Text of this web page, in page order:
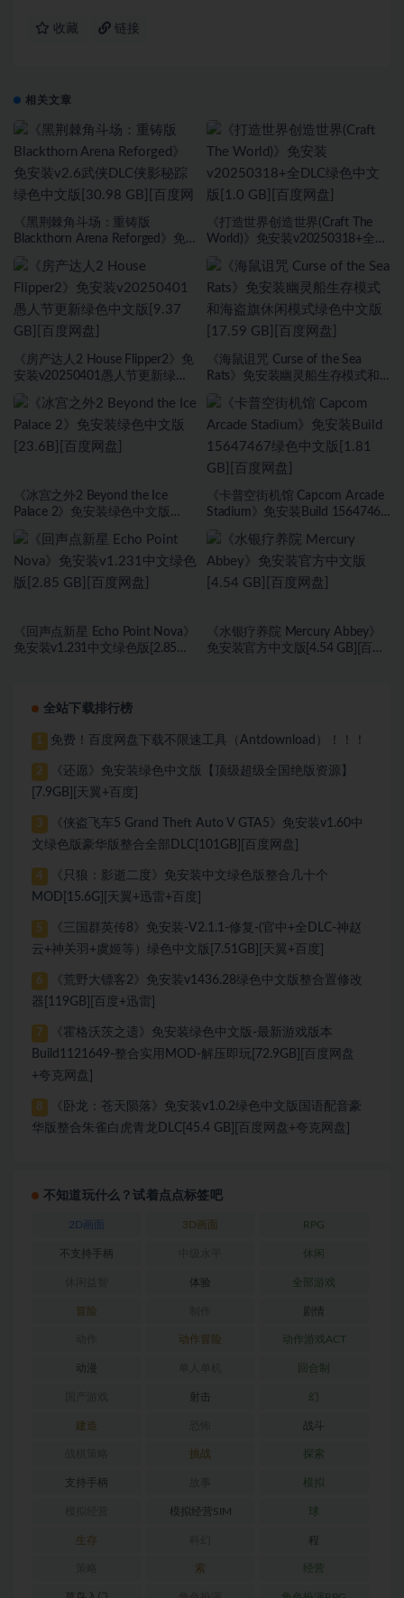
收藏 链接
相关文章
《黑荆棘角斗场：重铸版
Blackthorn Arena Reforged》免
文版[30.98 GB][百度网盘]
《打造世界创造世界(Craft The
World)》免安装v20250318+全
盘]
《房产达人2 House Flipper2》免
安装v20250401愚人节更新绿色
《海鼠诅咒 Curse of the Sea
Rats》免安装幽灵船生存模式和
GB][百度网盘]
《冰宫之外2 Beyond the Ice
Palace 2》免安装绿色中文版
《卡普空街机馆 Capcom Arcade
Stadium》免安装Build 15647467
《回声点新星 Echo Point Nova》
免安装v1.231中文绿色版[2.85
《水银疗养院 Mercury Abbey》
免安装官方中文版[4.54 GB][百度
全站下载排行榜
1 免费！百度网盘下载不限速工具（Antdownload）！！！
2
《还愿》免安装绿色中文版【顶级超级全国绝版资源】
[7.9GB][天翼+百度]
3
《侠盗飞车5 Grand Theft Auto V GTA5》免安装v1.60中
文绿色版豪华版整合全部DLC[101GB][百度网盘]
4
《只狼：影逝二度》免安装中文绿色版整合几十个
MOD[15.6G][天翼+迅雷+百度]
5
《三国群英传8》免安装-V2.1.1-修复-(官中+全DLC-神赵
云+神关羽+虞姬等）绿色中文版[7.51GB][天翼+百度]
6
《荒野大镖客2》免安装v1436.28绿色中文版整合置修改
器[119GB][百度+迅雷]
7
《霍格沃茨之遗》免安装绿色中文版-最新游戏版本
Build1121649-整合实用MOD-解压即玩[72.9GB][百度网盘
+夸克网盘]
8
《卧龙：苍天陨落》免安装v1.0.2绿色中文版国语配音豪
华版整合朱雀白虎青龙DLC[45.4 GB][百度网盘+夸克网盘]
不知道玩什么？试着点点标签吧
2D画面 3D画面 RPG
不支持手柄 休闲
体验 全部游戏
冒险 剧情
动作冒险 动作游戏ACT
动漫 回合制
射击 幻
建造 战斗
挑战 探索
支持手柄 模拟
模拟经营SIM 球
生存 程
索 经营